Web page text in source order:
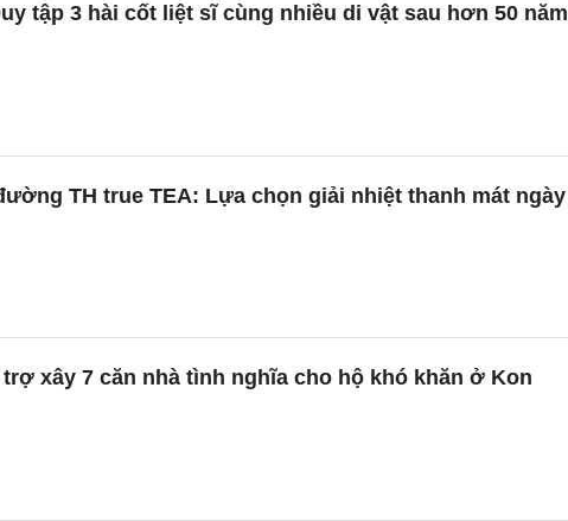
tập 3 hài cốt liệt sĩ cùng nhiều di vật sau hơn 50 năm
TH true TEA: Lựa chọn giải nhiệt thanh mát ngày
xây 7 căn nhà tình nghĩa cho hộ khó khăn ở Kon